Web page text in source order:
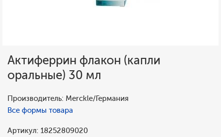
Актиферрин флакон (капли
оральные) 30 мл
Производитель: Merckle/Германия
Все формы товара
Артикул: 18252809020